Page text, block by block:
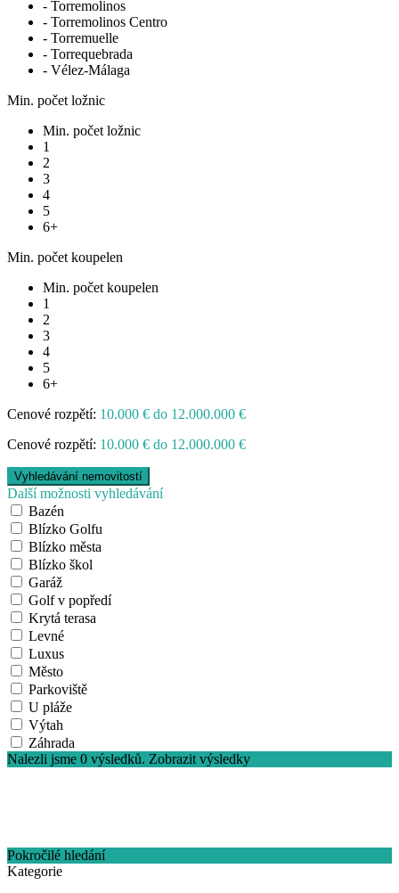
- Torremolinos
- Torremolinos Centro
- Torremuelle
- Torrequebrada
- Vélez-Málaga
Min. počet ložnic
Min. počet ložnic
1
2
3
4
5
6+
Min. počet koupelen
Min. počet koupelen
1
2
3
4
5
6+
Cenové rozpětí: 10.000 € do 12.000.000 €
Cenové rozpětí: 10.000 € do 12.000.000 €
Další možnosti vyhledávání
Bazén
Blízko Golfu
Blízko města
Blízko škol
Garáž
Golf v popředí
Krytá terasa
Levné
Luxus
Město
Parkoviště
U pláže
Výtah
Záhrada
Nalezli jsme0 výsledků.Zobrazit výsledky
Pokročilé hledání
Kategorie